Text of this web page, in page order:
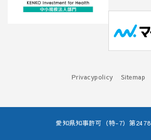
Privacypolicy Sitemap
愛知県知事許可（特-7）第